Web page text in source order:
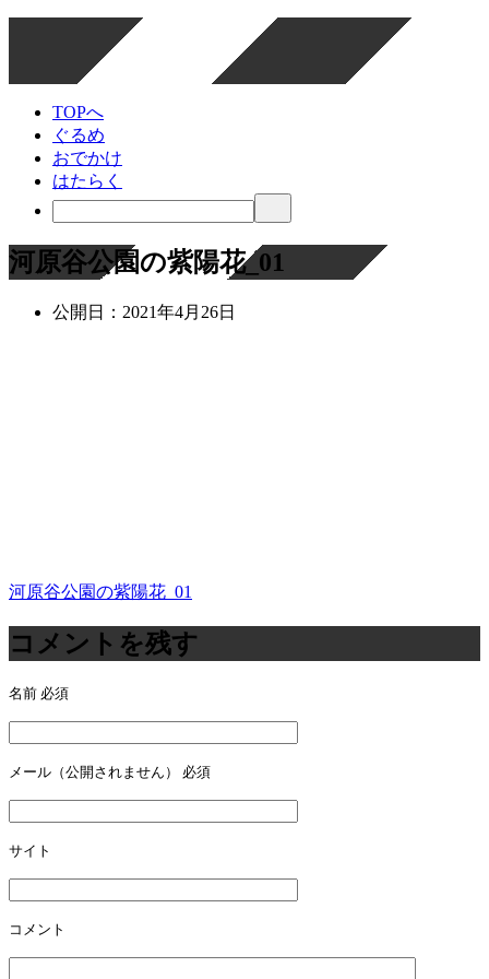
TOPへ
ぐるめ
おでかけ
はたらく
河原谷公園の紫陽花_01
公開日： 2021年4月26日
投
稿
ナ
ビ
ゲ
ー
シ
ョ
ン
河原谷公園の紫陽花_01
コメントを残す
名前 必須
メール（公開されません） 必須
サイト
コメント